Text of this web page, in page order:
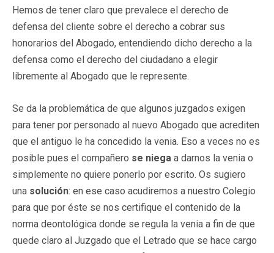
Hemos de tener claro que prevalece el derecho de
defensa del cliente sobre el derecho a cobrar sus
honorarios del Abogado, entendiendo dicho derecho a la
defensa como el derecho del ciudadano a elegir
libremente al Abogado que le represente.
Se da la problemática de que algunos juzgados exigen
para tener por personado al nuevo Abogado que acrediten
que el antiguo le ha concedido la venia. Eso a veces no es
posible pues el compañero se niega a darnos la venia o
simplemente no quiere ponerlo por escrito. Os sugiero
una solución: en ese caso acudiremos a nuestro Colegio
para que por éste se nos certifique el contenido de la
norma deontológica donde se regula la venia a fin de que
quede claro al Juzgado que el Letrado que se hace cargo